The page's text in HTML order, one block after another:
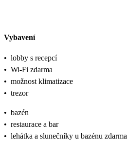
Vybavení
• lobby s recepcí
• Wi-Fi zdarma
• možnost klimatizace
• trezor
• bazén
• restaurace a bar
• lehátka a slunečníky u bazénu zdarma